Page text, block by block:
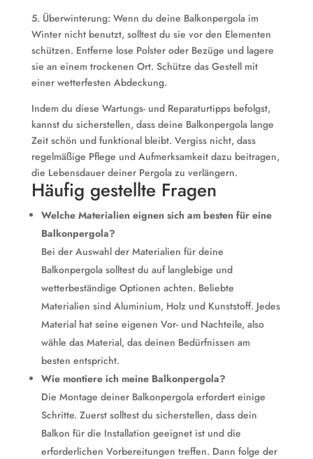
5. Überwinterung: Wenn du deine Balkonpergola im
Winter nicht benutzt, solltest du sie vor den Elementen
schützen. Entferne lose Polster oder Bezüge und lagere
sie an einem trockenen Ort. Schütze das Gestell mit
einer wetterfesten Abdeckung.
Indem du diese Wartungs- und Reparaturtipps befolgst,
kannst du sicherstellen, dass deine Balkonpergola lange
Zeit schön und funktional bleibt. Vergiss nicht, dass
regelmäßige Pflege und Aufmerksamkeit dazu beitragen,
die Lebensdauer deiner Pergola zu verlängern.
Häufig gestellte Fragen
Welche Materialien eignen sich am besten für eine
Balkonpergola?
Bei der Auswahl der Materialien für deine
Balkonpergola solltest du auf langlebige und
wetterbeständige Optionen achten. Beliebte
Materialien sind Aluminium, Holz und Kunststoff. Jedes
Material hat seine eigenen Vor- und Nachteile, also
wähle das Material, das deinen Bedürfnissen am
besten entspricht.
Wie montiere ich meine Balkonpergola?
Die Montage deiner Balkonpergola erfordert einige
Schritte. Zuerst solltest du sicherstellen, dass dein
Balkon für die Installation geeignet ist und die
erforderlichen Vorbereitungen treffen. Dann folge der